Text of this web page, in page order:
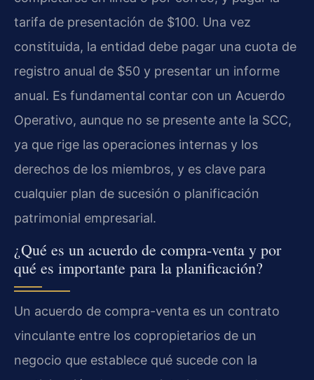
tarifa de presentación de $100. Una vez
constituida, la entidad debe pagar una cuota de
registro anual de $50 y presentar un informe
anual. Es fundamental contar con un Acuerdo
Operativo, aunque no se presente ante la SCC,
ya que rige las operaciones internas y los
derechos de los miembros, y es clave para
cualquier plan de sucesión o planificación
patrimonial empresarial.
¿Qué es un acuerdo de compra-venta y por
qué es importante para la planificación?
Un acuerdo de compra-venta es un contrato
vinculante entre los copropietarios de un
negocio que establece qué sucede con la